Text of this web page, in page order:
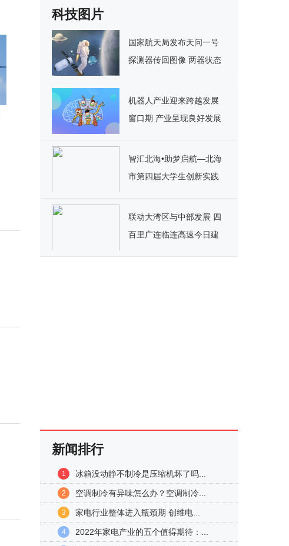
科技图片
国家航天局发布天问一号
探测器传回图像 两器状态
机器人产业迎来跨越发展
窗口期 产业呈现良好发展
智汇北海•助梦启航—北海
市第四届大学生创新实践
联动大湾区与中部发展 四
百里广连临连高速今日建
新闻排行
1 冰箱没动静不制冷是压缩机坏了吗...
2 空调制冷有异味怎么办？空调制冷...
3 家电行业整体进入瓶颈期 创维电...
4 2022年家电产业的五个值得期待：...